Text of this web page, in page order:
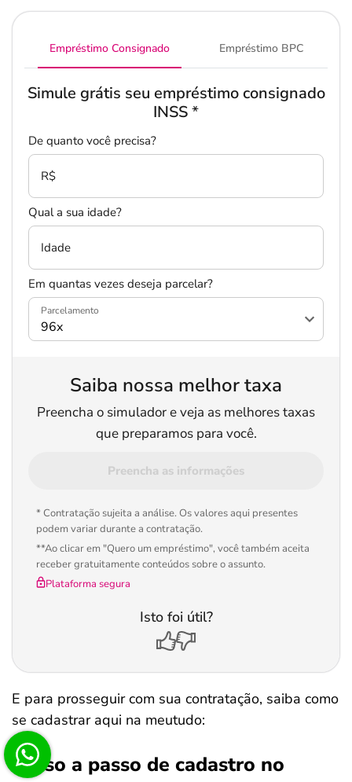
Empréstimo Consignado Empréstimo BPC
Simule grátis seu empréstimo consignado
INSS*
De quanto você precisa?
R$
Qual a sua idade?
Idade
Em quantas vezes deseja parcelar?
Parcelamento
Saiba nossa melhor taxa
Preencha o simulador e veja as melhores taxas
que preparamos para você.
Preencha as informações
* Contratação sujeita a análise. Os valores aqui presentes
podem variar durante a contratação.
**Ao clicar em "Quero um empréstimo", você também aceita
receber gratuitamente conteúdos sobre o assunto.
Plataforma segura
Isto foi útil?
E para prosseguir com sua contratação, saiba como
se cadastrar aqui na meutudo:
Passo a passo de cadastro no